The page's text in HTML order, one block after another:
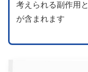
考えられる副作用
が含まれます